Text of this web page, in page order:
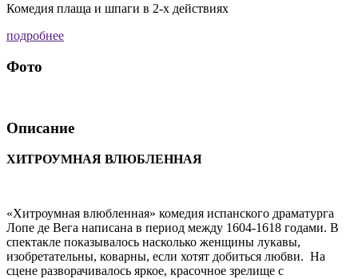
Комедия плаща и шпаги в 2-х действиях
подробнее
Фото
Описание
ХИТРОУМНАЯ ВЛЮБЛЕННАЯ
«Хитроумная влюбленная» комедия испанского драматурга
Лопе де Вега написана в период между 1604-1618 годами. В
спектакле показывалось насколько женщины лукавы,
изобретательны, коварны, если хотят добиться любви. На
сцене разворачивалось яркое, красочное зрелище с